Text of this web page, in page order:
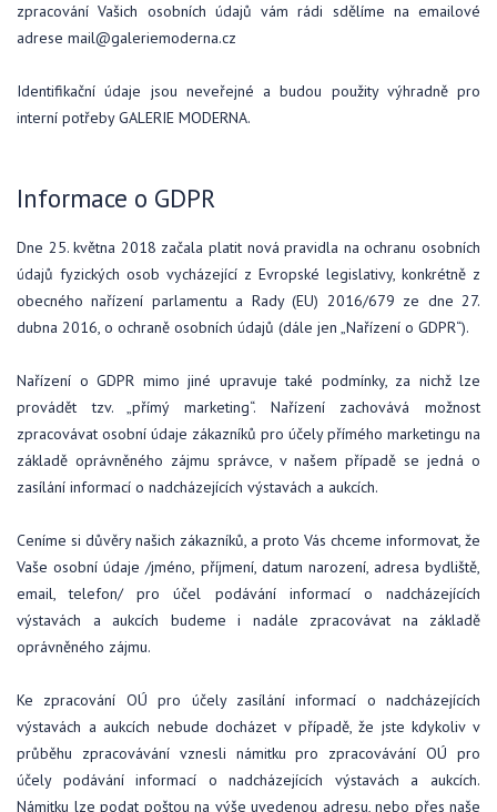
zpracování Vašich osobních údajů vám rádi sdělíme na emailové
adrese mail@galeriemoderna.cz
Identifikační údaje jsou neveřejné a budou použity výhradně pro
interní potřeby GALERIE MODERNA.
Informace o GDPR
Dne 25. května 2018 začala platit nová pravidla na ochranu osobních
údajů fyzických osob vycházející z Evropské legislativy, konkrétně z
obecného nařízení parlamentu a Rady (EU) 2016/679 ze dne 27.
dubna 2016, o ochraně osobních údajů (dále jen „Nařízení o GDPR“).
Nařízení o GDPR mimo jiné upravuje také podmínky, za nichž lze
provádět tzv. „přímý marketing“. Nařízení zachovává možnost
zpracovávat osobní údaje zákazníků pro účely přímého marketingu na
základě oprávněného zájmu správce, v našem případě se jedná o
zasílání informací o nadcházejících výstavách a aukcích.
Ceníme si důvěry našich zákazníků, a proto Vás chceme informovat, že
Vaše osobní údaje /jméno, příjmení, datum narození, adresa bydliště,
email, telefon/ pro účel podávání informací o nadcházejících
výstavách a aukcích budeme i nadále zpracovávat na základě
oprávněného zájmu.
Ke zpracování OÚ pro účely zasílání informací o nadcházejících
výstavách a aukcích nebude docházet v případě, že jste kdykoliv v
průběhu zpracovávání vznesli námitku pro zpracovávání OÚ pro
účely podávání informací o nadcházejících výstavách a aukcích.
Námitku lze podat poštou na výše uvedenou adresu, nebo přes naše